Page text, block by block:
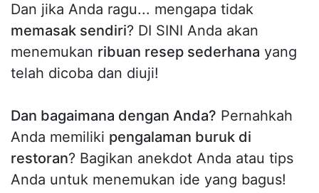
Dan jika Anda ragu... mengapa tidak
memasak sendiri? DI SINI Anda akan
menemukan ribuan resep sederhana yang
telah dicoba dan diuji!
Dan bagaimana dengan Anda? Pernahkah
Anda memiliki pengalaman buruk di
restoran? Bagikan anekdot Anda atau tips
Anda untuk menemukan ide yang bagus!